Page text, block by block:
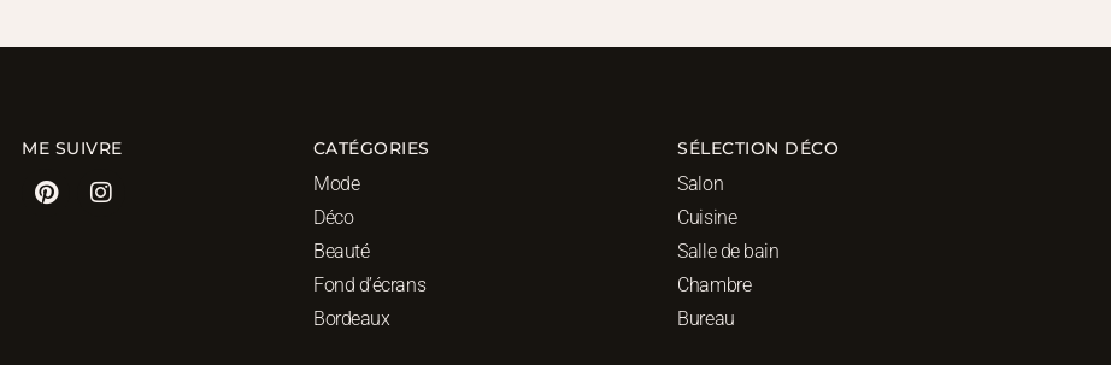
ME SUIVRE CATÉGORIES
Mode
Déco
Beauté
Fond d’écrans
Bordeaux
SÉLECTION DÉCO
Salon
Cuisine
Salle de bain
Chambre
Bureau